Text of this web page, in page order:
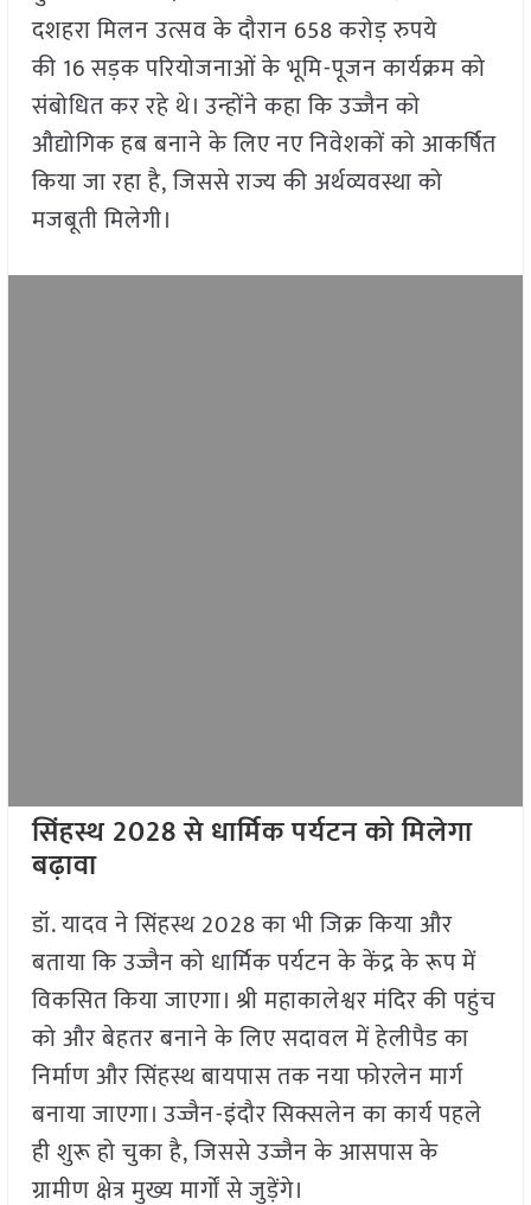
दशहरा मिलन उत्सव के दौरान 658 करोड़ रुपये
की 16 सड़क परियोजनाओं के भूमि-पूजन कार्यक्रम को
संबोधित कर रहे थे। उन्होंने कहा कि उज्जैन को
औद्योगिक हब बनाने के लिए नए निवेशकों को आकर्षित
किया जा रहा है, जिससे राज्य की अर्थव्यवस्था को
मजबूती मिलेगी।
सिंहस्थ 2028से धार्मिक पर्यटन को मिलेगा
बढ़ावा
डॉ. यादव ने सिंहस्थ 2028 का भी जिक्र किया और
बताया कि उज्जैन को धार्मिक पर्यटन के केंद्र के रूप में
विकसित किया जाएगा। श्री महाकालेश्वर मंदिर की पहुंच
को और बेहतर बनाने के लिए सदावल में हेलीपैड का
निर्माण और सिंहस्थ बायपास तक नया फोरलेन मार्ग
बनाया जाएगा। उज्जैन-इंदौर सिक्सलेन का कार्य पहले
ही शुरू हो चुका है, जिससे उज्जैन के आसपास के
ग्रामीण क्षेत्र मुख्य मार्गों से जुड़ेंगे।